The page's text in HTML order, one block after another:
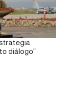
diálogo”